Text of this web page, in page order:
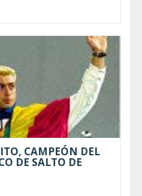
CAMPEÓN DEL
DE SALTO DE